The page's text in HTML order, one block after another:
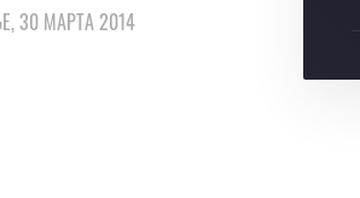
30 МАРТА 2014